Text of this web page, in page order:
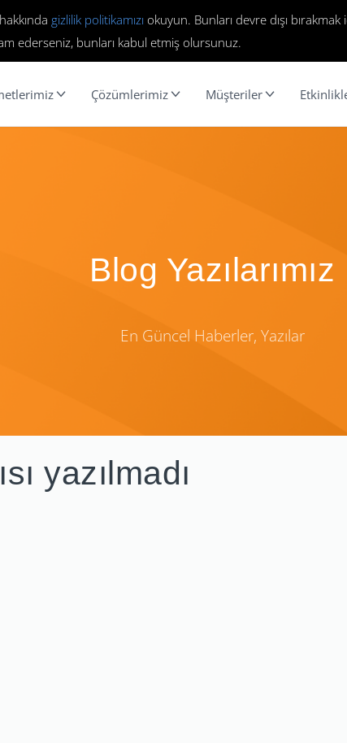
gizlilik politikamızı okuyun. Bunları devre dışı bırakmak
ederseniz, bunları kabul etmiş olursunuz.
Çözümlerimiz Müşteriler
Blog Yazılarımız
En Güncel Haberler, Yazılar
yazılmadı